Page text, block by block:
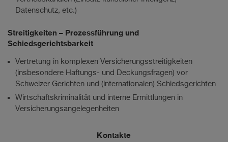
Datenschutz, etc.)
Streitigkeiten – Prozessführung und
Schiedsgerichtsbarkeit
Vertretung in komplexen Versicherungsstreitigkeiten
(insbesondere Haftungs- und Deckungsfragen) vor
Schweizer Gerichten und (internationalen) Schiedsgerichten
Wirtschaftskriminalität und interne Ermittlungen in
Versicherungsangelegenheiten
Kontakte